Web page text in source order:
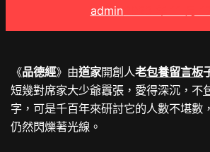
admin
《品德經》由道家開創人老包養留言板
短幾對席家大少爺囂張，愛得深沉，不
字，可是千百年來研討它的人數不堪數
仍然閃爍著光線。